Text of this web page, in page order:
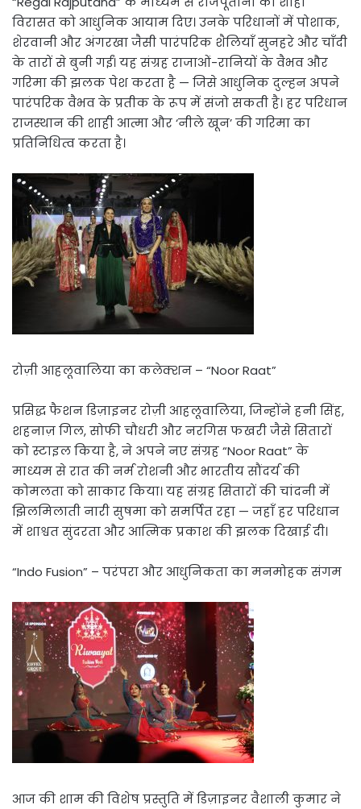
विरासत को आधुनिक आयाम दिए। उनके परिधानों में पोशाक,
शेरवानी और अंगरखा जैसी पारंपरिक शैलियाँ सुनहरे और चाँदी
के तारों से बुनी गईं। यह संग्रह राजाओं-रानियों के वैभव और
गरिमा की झलक पेश करता है — जिसे आधुनिक दुल्हन अपने
पारंपरिक वैभव के प्रतीक के रूप में संजो सकती है। हर परिधान
राजस्थान की शाही आत्मा और ‘नीले खून’ की गरिमा का
प्रतिनिधित्व करता है।
रोज़ी आहलूवालिया का कलेक्शन – “Noor Raat”
प्रसिद्ध फैशन डिज़ाइनर रोज़ी आहलूवालिया, जिन्होंने हनी सिंह,
शहनाज़ गिल, सोफी चौधरी और नरगिस फखरी जैसे सितारों
को स्टाइल किया है, ने अपने नए संग्रह “Noor Raat” के
माध्यम से रात की नर्म रोशनी और भारतीय सौंदर्य की
कोमलता को साकार किया। यह संग्रह सितारों की चांदनी में
झिलमिलाती नारी सुषमा को समर्पित रहा — जहाँ हर परिधान
में शाश्वत सुंदरता और आत्मिक प्रकाश की झलक दिखाई दी।
“Indo Fusion” – परंपरा और आधुनिकता का मनमोहक संगम
आज की शाम की विशेष प्रस्तुति में डिज़ाइनर वैशाली कुमार ने